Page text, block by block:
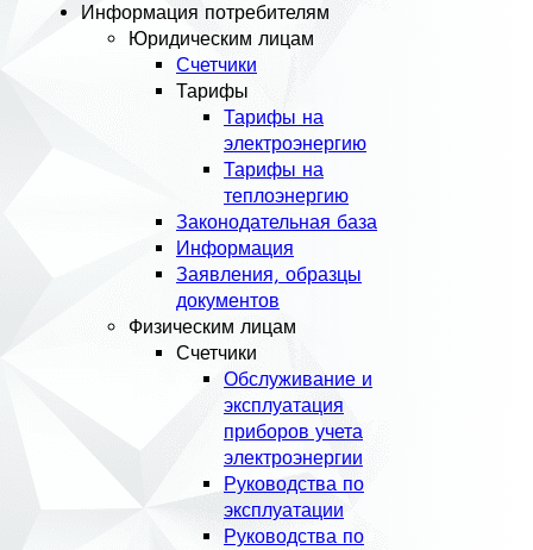
Информация потребителям
Юридическим лицам
Счетчики
Тарифы
Тарифы на
электроэнергию
Тарифы на
теплоэнергию
Законодательная база
Информация
Заявления, образцы
документов
Физическим лицам
Счетчики
Обслуживание и
эксплуатация
приборов учета
электроэнергии
Руководства по
эксплуатации
Руководства по